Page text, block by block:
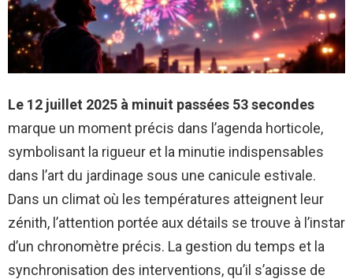
Le 12 juillet 2025 à minuit passées 53 secondes
marque un moment précis dans l’agenda horticole,
symbolisant la rigueur et la minutie indispensables
dans l’art du jardinage sous une canicule estivale.
Dans un climat où les températures atteignent leur
zénith, l’attention portée aux détails se trouve à l’instar
d’un chronomètre précis. La gestion du temps et la
synchronisation des interventions, qu’il s’agisse de